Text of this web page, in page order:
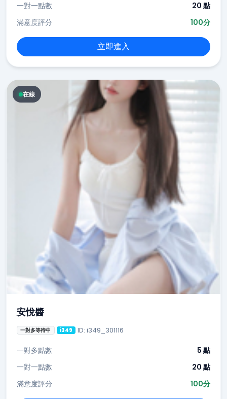
一對一點數
20 點
滿意度評分
100分
立即進入
在線
安悅醬
一對多等待中 i349 ID: i349_301116
一對多點數
5 點
一對一點數
20 點
滿意度評分
100分